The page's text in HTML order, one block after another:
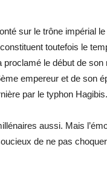
sur le trône impérial
toutefois le
le début de son
empereur et de son
par le typhon Hagibis.
aussi. Mais
de ne pas